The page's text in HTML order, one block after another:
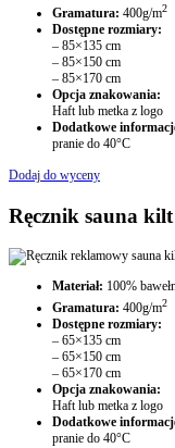
Gramatura: 400g/m2
Dostępne rozmiary:
– 85×135 cm
– 85×150 cm
– 85×170 cm
Opcja znakowania:
Haft lub metka z logo
Dodatkowe
pranie do 40°C
Dodaj do wyceny
Ręcznik sauna
Materiał: 100%
Gramatura: 400g/m2
Dostępne rozmiary:
– 65×135 cm
– 65×150 cm
– 65×170 cm
Opcja znakowania:
Haft lub metka z logo
Dodatkowe
pranie do 40°C